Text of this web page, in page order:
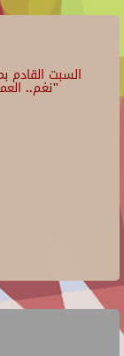
السبت القادم
"نغم..